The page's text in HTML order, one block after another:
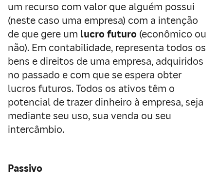
um recurso com valor que alguém possui
(neste caso uma empresa) com a intenção
de que gere um lucro futuro (econômico ou
não). Em contabilidade, representa todos os
bens e direitos de uma empresa, adquiridos
no passado e com que se espera obter
lucros futuros. Todos os ativos têm o
potencial de trazer dinheiro à empresa, seja
mediante seu uso, sua venda ou seu
intercâmbio.
Passivo